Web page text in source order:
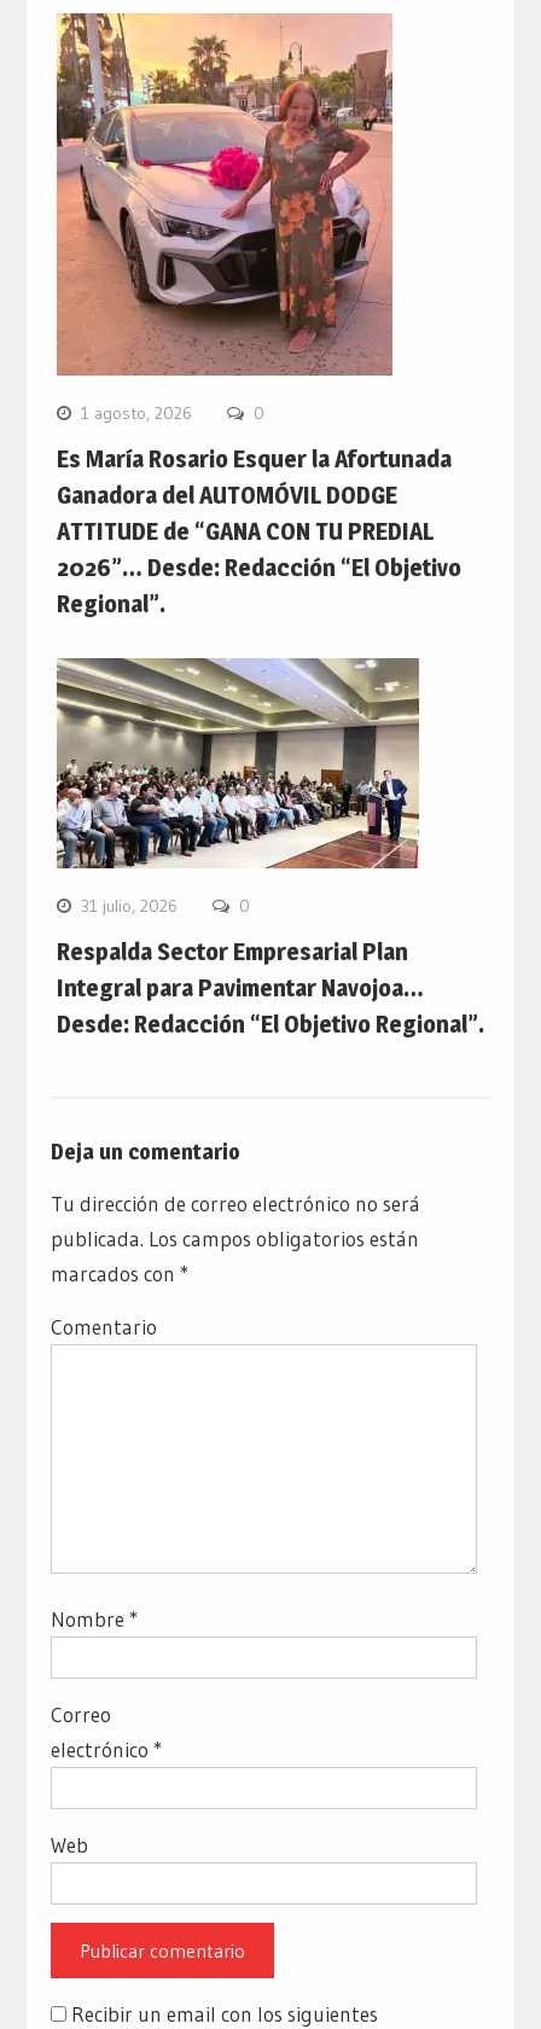
1 agosto, 2026 0
Es María Rosario Esquer la Afortunada
Ganadora del AUTOMÓVIL DODGE
ATTITUDE de “GANA CON TU PREDIAL
2026”… Desde: Redacción “El Objetivo
Regional”.
31 julio, 2026 0
Respalda Sector Empresarial Plan
Integral para Pavimentar Navojoa…
Desde: Redacción “El Objetivo Regional”.
Deja un comentario
Tu dirección de correo electrónico no será
publicada. Los campos obligatorios están
marcados con *
Comentario
Nombre *
Correo
electrónico *
Web
Recibir un email con los siguientes